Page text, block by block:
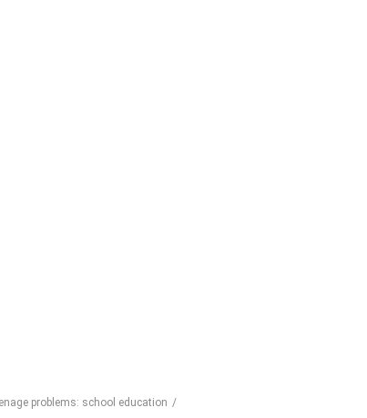
problems: school education